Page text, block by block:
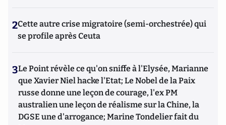
2Cette autre crise migratoire (semi-orchestrée) qui
se profile après Ceuta
3Le Point révèle ce qu'on sniffe à l'Elysée, Marianne
que Xavier Niel hacke l'Etat; Le Nobel de la Paix
russe donne une leçon de courage, l'ex PM
australien une leçon de réalisme sur la Chine, la
DGSE une d'arrogance; Marine Tondelier fait du